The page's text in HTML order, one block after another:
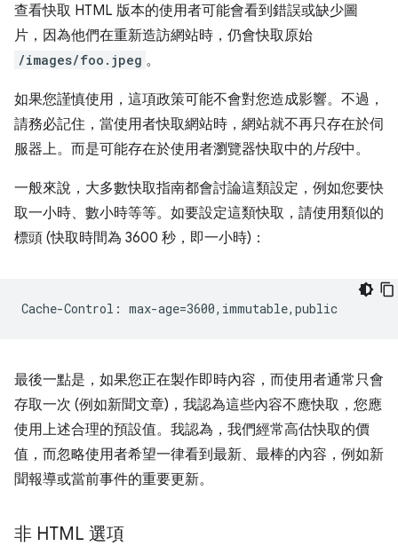
查看快取 HTML 版本的使用者可能會看到錯誤或缺少圖
片，因為他們在重新造訪網站時，仍會快取原始
/images/foo.jpeg 。
如果您謹慎使用，這項政策可能不會對您造成影響。不過，
請務必記住，當使用者快取網站時，網站就不再只存在於伺
服器上。而是可能存在於使用者瀏覽器快取中的片段中。
一般來說，大多數快取指南都會討論這類設定，例如您要快
取一小時、數小時等等。如要設定這類快取，請使用類似的
標頭 (快取時間為 3600 秒，即一小時)：
最後一點是，如果您正在製作即時內容，而使用者通常只會
存取一次 (例如新聞文章)，我認為這些內容不應快取，您應
使用上述合理的預設值。我認為，我們經常高估快取的價
值，而忽略使用者希望一律看到最新、最棒的內容，例如新
聞報導或當前事件的重要更新。
非 HTML 選項